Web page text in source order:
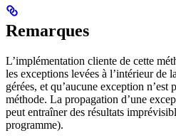
Remarques
L’implémentation cliente de cette
les exceptions levées à l’intérieur de
gérées, et qu’aucune exception n’est
méthode. La propagation d’une
peut entraîner des résultats
programme).